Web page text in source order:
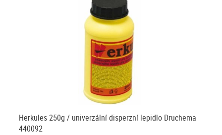
Herkules 250g / univerzální disperzní lepidlo Druchema
440092